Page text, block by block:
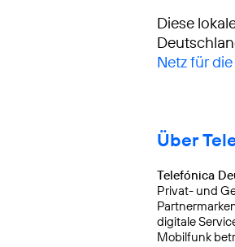
Diese
Netz für
Über
Telefónica
Privat- und
digitale
Mobilfunk